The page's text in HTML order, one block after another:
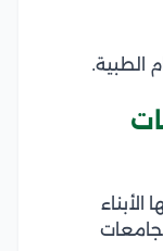
الطبية.